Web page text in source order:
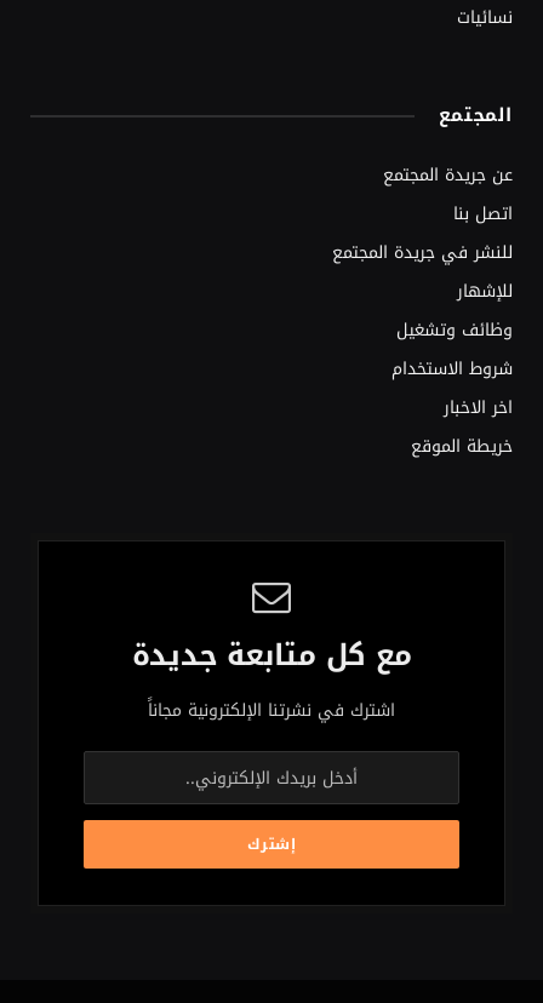
نسائيات
المجتمع
عن جريدة المجتمع
اتصل بنا
للنشر في جريدة المجتمع
للإشهار
وظائف وتشغيل
شروط الاستخدام
اخر الاخبار
خريطة الموقع
مع كل متابعة جديدة
اشترك في نشرتنا الإلكترونية مجاناً